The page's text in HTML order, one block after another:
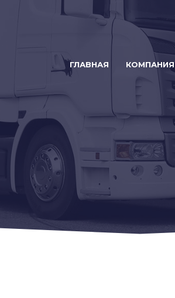
ГЛАВНАЯ КОМПАНИЯ